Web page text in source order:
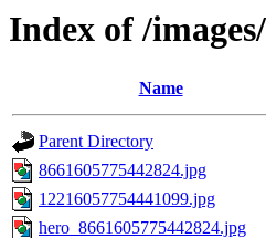
Index of /
Name
Parent Directory
8661605775442824.jpg
12216057754441099.jpg
hero_8661605775442824.jpg